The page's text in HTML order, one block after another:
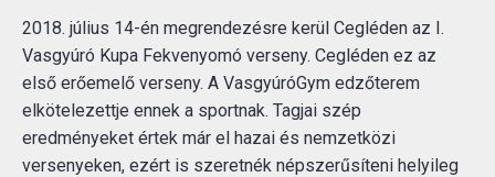
2018. július 14-én megrendezésre kerül Cegléden az I.
Vasgyúró Kupa Fekvenyomó verseny. Cegléden ez az
első erőemelő verseny. A VasgyúróGym edzőterem
elkötelezettje ennek a sportnak. Tagjai szép
eredményeket értek már el hazai és nemzetközi
versenyeken, ezért is szeretnék népszerűsíteni helyileg